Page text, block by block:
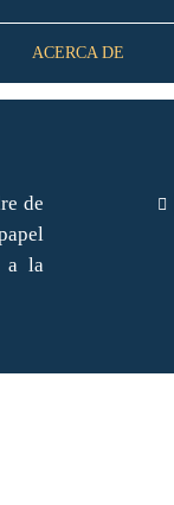
ACERCA DE
de
a la